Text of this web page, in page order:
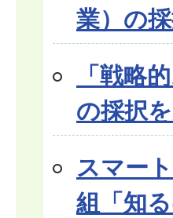
業）の
「戦略
の採択
スマー
組「知